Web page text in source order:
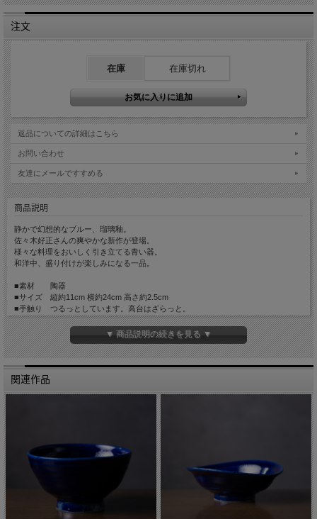
注文
在庫 在庫切れ
返品についての詳細はこちら
お問い合わせ
友達にメールですすめる
商品説明
静かで幻想的なブルー、瑠璃釉。
佐々木好正さんの爽やかな新作が登場。
様々な料理をおいしく引き立てる青い器。
和洋中、盛り付けが楽しみになる一品。
■素材 陶器
■サイズ 縦約11cm 横約24cm 高さ約2.5cm
■手触り つるっとしています。高台はざらっと。
■重さ 約330g
▼ 商品説明の続きを見る ▼
関連作品